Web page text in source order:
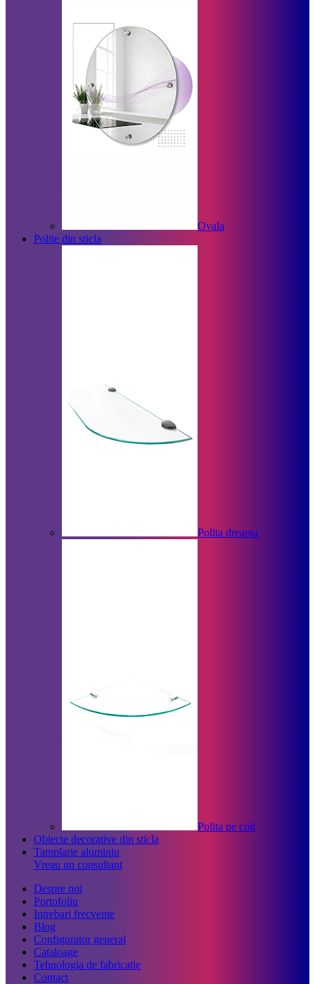
Ovala
Polite din sticla
Polita dreapta
Polita pe colt
Obiecte decorative din sticla
Tamplarie aluminiu
Vreau un consultant
Despre noi
Portofoliu
Intrebari frecvente
Blog
Configurator general
Cataloage
Tehnologia de fabricatie
Contact